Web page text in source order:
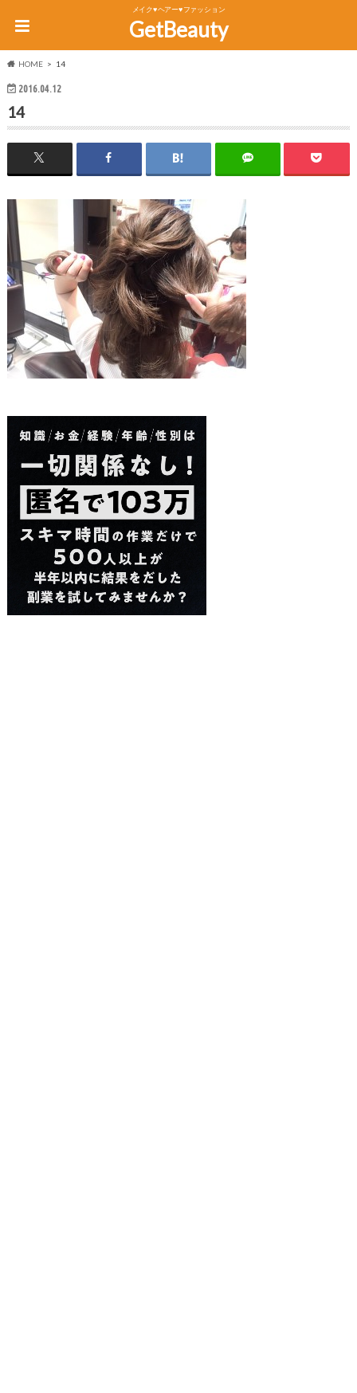
メイク♥ヘアー♥ファッション
GetBeauty
HOME 14
2016.04.12
14